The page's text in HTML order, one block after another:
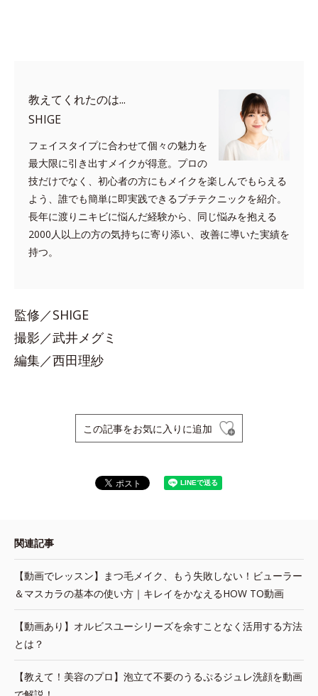
教えてくれたのは...
SHIGE
フェイスタイプに合わせて個々の魅力を
最大限に引き出すメイクが得意。プロの
技だけでなく、初心者の方にもメイクを楽しんでもらえる
よう、誰でも簡単に即実践できるプチテクニックを紹介。
長年に渡りニキビに悩んだ経験から、同じ悩みを抱える
2000人以上の方の気持ちに寄り添い、改善に導いた実績を
持つ。
監修／SHIGE
撮影／武井メグミ
編集／西田理紗
この記事をお気に入りに追加
関連記事
【動画でレッスン】まつ毛メイク、もう失敗しない！ビューラー
＆マスカラの基本の使い方｜キレイをかなえるHOW TO動画
【動画あり】オルビスユーシリーズを余すことなく活用する方法
とは？
【教えて！美容のプロ】泡立て不要のうるぷるジュレ洗顔を動画